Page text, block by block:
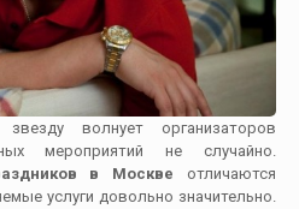
волнует организаторов
мероприятий не случайно.
в Москве отличаются
услуги довольно значительно.